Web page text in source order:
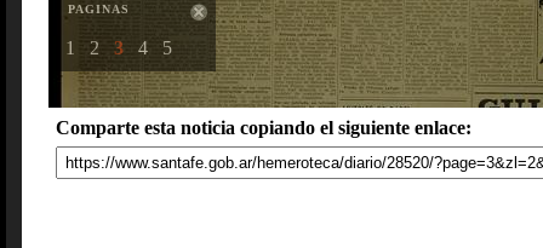
PAGINAS
1 2 3 4 5
Comparte esta noticia copiando el siguiente enlace: